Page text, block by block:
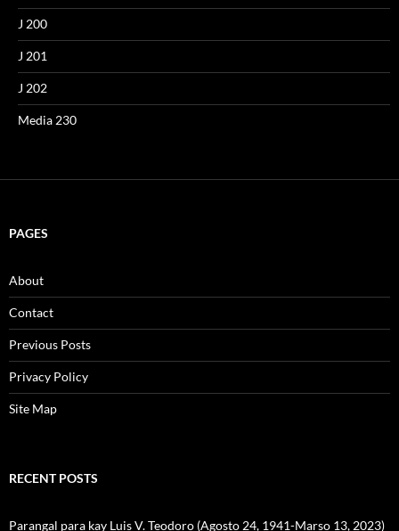
J 200
J 201
J 202
Media 230
PAGES
About
Contact
Previous Posts
Privacy Policy
Site Map
RECENT POSTS
Parangal para kay Luis V. Teodoro (Agosto 24, 1941-Marso 13, 2023)